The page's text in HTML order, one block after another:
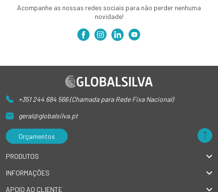
Acompanhe as nossas redes sociais para não perder nenhuma
novidade!
+351 244 684 566 (Chamada para Rede Fixa Nacional)
geral@globalsilva.pt
Orçamentos
PRODUTOS
INFORMAÇÕES
APOIO AO CLIENTE